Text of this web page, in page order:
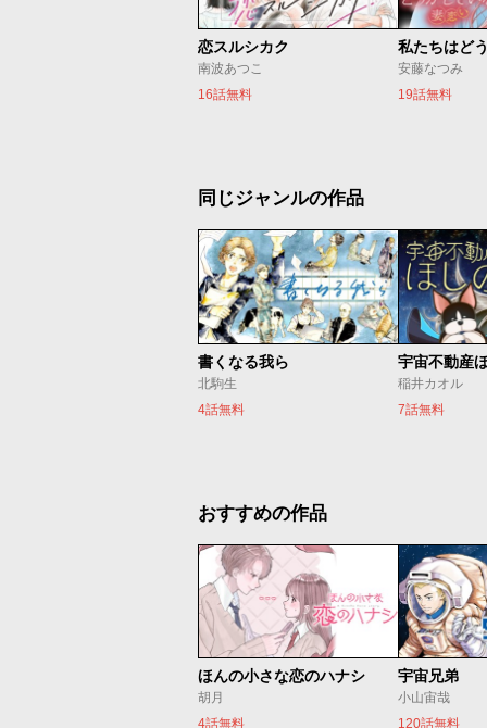
恋スルシカク
南波あつこ
16話無料
安藤なつみ
19話無料
同じジャンルの作品
書くなる我ら
北駒生
4話無料
宇宙不動産
稲井カオル
7話無料
おすすめの作品
ほんの小さな恋のハナシ
胡月
4話無料
宇宙兄弟
小山宙哉
120話無料